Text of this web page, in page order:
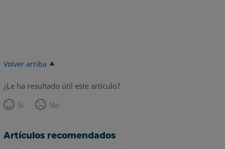
Volver arriba
¿Le ha resultado útil este artículo?
Sí
No
Artículos recomendados